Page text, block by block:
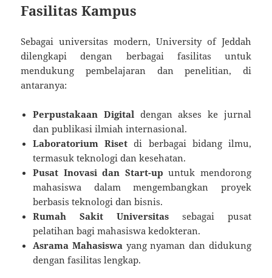
Fasilitas Kampus
Sebagai universitas modern, University of Jeddah
dilengkapi dengan berbagai fasilitas untuk
mendukung pembelajaran dan penelitian, di
antaranya:
Perpustakaan Digital dengan akses ke jurnal
dan publikasi ilmiah internasional.
Laboratorium Riset di berbagai bidang ilmu,
termasuk teknologi dan kesehatan.
Pusat Inovasi dan Start-up untuk mendorong
mahasiswa dalam mengembangkan proyek
berbasis teknologi dan bisnis.
Rumah Sakit Universitas sebagai pusat
pelatihan bagi mahasiswa kedokteran.
Asrama Mahasiswa yang nyaman dan didukung
dengan fasilitas lengkap.